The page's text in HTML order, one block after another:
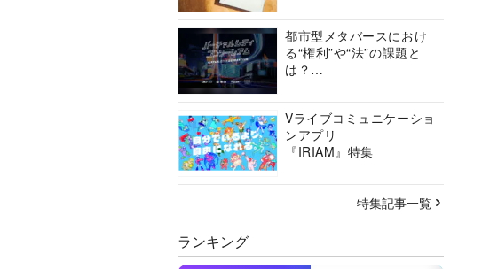
都市型メタバースにおけ
る“権利”や“法”の課題と
は？
ーシアムの挑戦に迫る
Vライブコミュニケーショ
ンアプリ
『IRIAM』特集
特集記事一覧
ランキング